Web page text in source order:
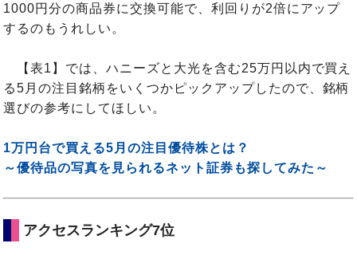
1000円分の商品券に交換可能で、利回りが2倍にアップ
するのもうれしい。
【表1】では、ハニーズと大光を含む25万円以内で買え
る5月の注目銘柄をいくつかピックアップしたので、銘柄
選びの参考にしてほしい。
1万円台で買える5月の注目優待株とは？
～優待品の写真を見られるネット証券も探してみた～
アクセスランキング7位